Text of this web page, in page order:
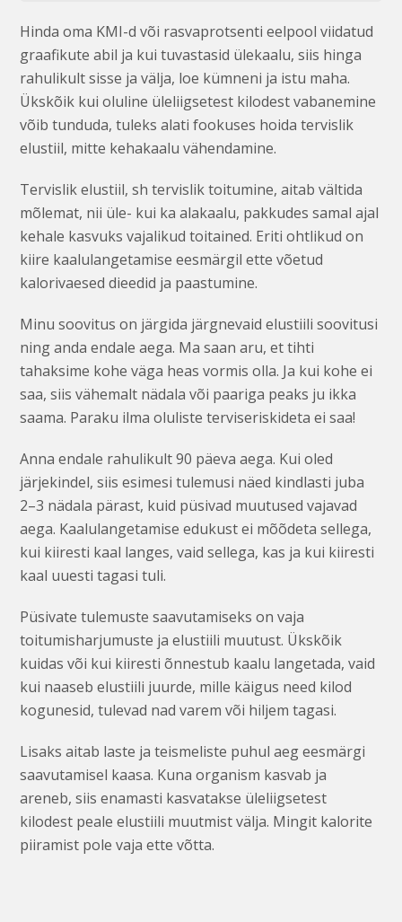
Hinda oma KMI-d või rasvaprotsenti eelpool viidatud
graafikute abil ja kui tuvastasid ülekaalu, siis hinga
rahulikult sisse ja välja, loe kümneni ja istu maha.
Ükskõik kui oluline üleliigsetest kilodest vabanemine
võib tunduda, tuleks alati fookuses hoida tervislik
elustiil, mitte kehakaalu vähendamine.
Tervislik elustiil, sh tervislik toitumine, aitab vältida
mõlemat, nii üle- kui ka alakaalu, pakkudes samal ajal
kehale kasvuks vajalikud toitained. Eriti ohtlikud on
kiire kaalulangetamise eesmärgil ette võetud
kalorivaesed dieedid ja paastumine.
Minu soovitus on järgida järgnevaid elustiili soovitusi
ning anda endale aega. Ma saan aru, et tihti
tahaksime kohe väga heas vormis olla. Ja kui kohe ei
saa, siis vähemalt nädala või paariga peaks ju ikka
saama. Paraku ilma oluliste terviseriskideta ei saa!
Anna endale rahulikult 90 päeva aega. Kui oled
järjekindel, siis esimesi tulemusi näed kindlasti juba
2–3 nädala pärast, kuid püsivad muutused vajavad
aega. Kaalulangetamise edukust ei mõõdeta sellega,
kui kiiresti kaal langes, vaid sellega, kas ja kui kiiresti
kaal uuesti tagasi tuli.
Püsivate tulemuste saavutamiseks on vaja
toitumisharjumuste ja elustiili muutust. Ükskõik
kuidas või kui kiiresti õnnestub kaalu langetada, vaid
kui naaseb elustiili juurde, mille käigus need kilod
kogunesid, tulevad nad varem või hiljem tagasi.
Lisaks aitab laste ja teismeliste puhul aeg eesmärgi
saavutamisel kaasa. Kuna organism kasvab ja
areneb, siis enamasti kasvatakse üleliigsetest
kilodest peale elustiili muutmist välja. Mingit kalorite
piiramist pole vaja ette võtta.